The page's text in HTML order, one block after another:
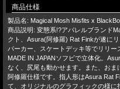
商品仕様
製品名: Magical Mosh Misfits x
商品説明: 変態系!?アパレルブランド
クト、Asura(阿修羅) Rat Finkが遂に
パーカー、スケートデッキ等でリリ
MADE IN JAPANソフビで立体化。
なく、尻尾も動かせます。また、お
阿修羅仕様です。指人形はAsura Rat
て、オリジナルのグラフィックの様